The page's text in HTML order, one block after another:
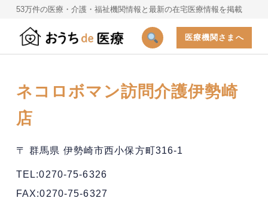
53万件の医療・介護・福祉機関情報と最新の在宅医療情報を掲載
医療機関さまへ
ネコロボマン訪問介護伊勢崎
店
〒 群馬県 伊勢崎市西小保方町316-1
TEL:0270-75-6326
FAX:0270-75-6327